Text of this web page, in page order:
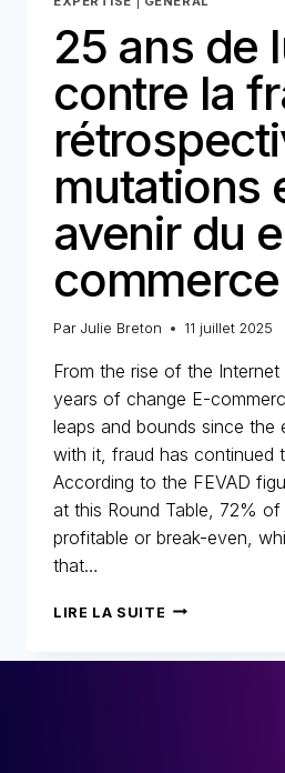
25 ans de
contre la
mutations
avenir du
commerce
Par Julie Breton 11 juillet 2025
From the rise of the
years of change E-
leaps and bounds since the
with it, fraud has continued
According to the FEVAD
at this Round Table, 72% of
profitable or break-even,
that…
LIRE LA SUITE 25